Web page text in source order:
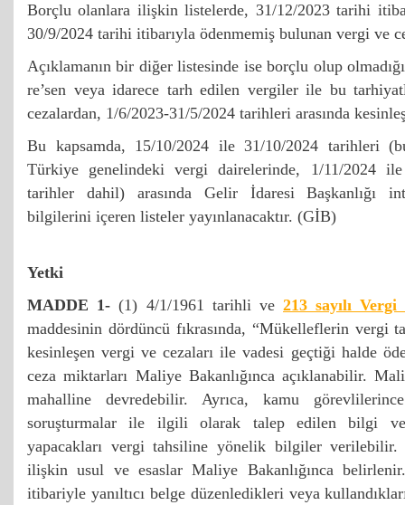
Borçlu olanlara ilişkin listelerde, 31/12/2023 tarihi
30/9/2024 tarihi itibarıyla ödenmemiş bulunan vergi ve
Açıklamanın bir diğer listesinde ise borçlu olup
re’sen veya idarece tarh edilen vergiler ile bu
cezalardan, 1/6/2023-31/5/2024 tarihleri arasında
Bu kapsamda, 15/10/2024 ile 31/10/2024 tarihleri
Türkiye genelindeki vergi dairelerinde, 1/11/2024
tarihler dahil) arasında Gelir İdaresi Başkanlığı
bilgilerini içeren listeler yayınlanacaktır. (GİB)
Yetki
MADDE 1- (1) 4/1/1961 tarihli ve213 sayılı
maddesinin dördüncü fıkrasında, “Mükelleflerin vergi
kesinleşen vergi ve cezaları ile vadesi geçtiği halde
ceza miktarları Maliye Bakanlığınca açıklanabilir.
mahalline devredebilir. Ayrıca, kamu
soruşturmalar ile ilgili olarak talep edilen bilgi
yapacakları vergi tahsiline yönelik bilgiler
ilişkin usul ve esaslar Maliye Bakanlığınca
itibariyle yanıltıcı belge düzenledikleri veya